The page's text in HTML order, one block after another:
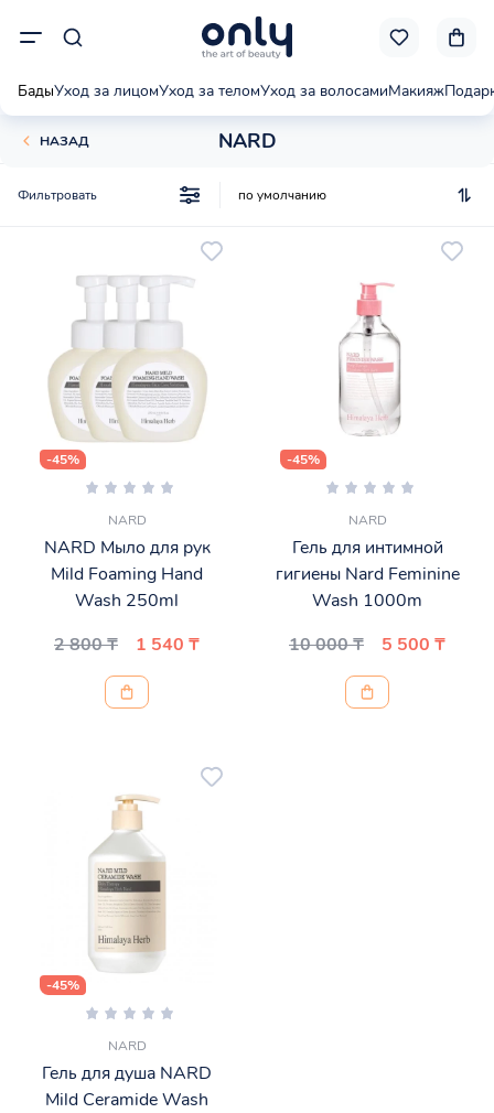
БадыУход за лицомУход за теломУход за волосамиМакияж
НАЗАД NARD
Фильтровать
-45%
NARD
NARD Мыло для рук
Mild Foaming Hand
Wash 250ml
2 800 ₸
1 540 ₸
-45%
NARD
Гель для интимной
гигиены Nard Feminine
Wash 1000m
10 000 ₸
5 500 ₸
-45%
NARD
Гель для душа NARD
Mild Ceramide Wash